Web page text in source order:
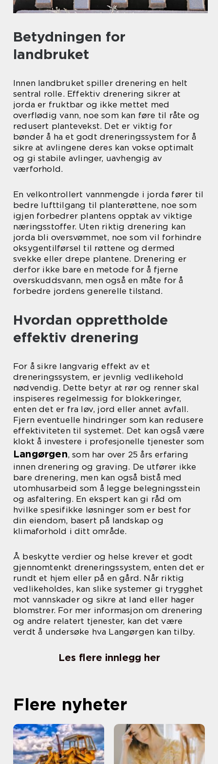
Betydningen for
landbruket
Innen landbruket spiller drenering en helt
sentral rolle. Effektiv drenering sikrer at
jorda er fruktbar og ikke mettet med
overflødig vann, noe som kan føre til råte og
redusert plantevekst. Det er viktig for
bønder å ha et godt dreneringssystem for å
sikre at avlingene deres kan vokse optimalt
og gi stabile avlinger, uavhengig av
værforhold.
En velkontrollert vannmengde i jorda fører til
bedre lufttilgang til planterøttene, noe som
igjen forbedrer plantens opptak av viktige
næringsstoffer. Uten riktig drenering kan
jorda bli oversvømmet, noe som vil forhindre
oksygentilførsel til røttene og dermed
svekke eller drepe plantene. Drenering er
derfor ikke bare en metode for å fjerne
overskuddsvann, men også en måte for å
forbedre jordens generelle tilstand.
Hvordan opprettholde
effektiv drenering
For å sikre langvarig effekt av et
dreneringssystem, er jevnlig vedlikehold
nødvendig. Dette betyr at rør og renner skal
inspiseres regelmessig for blokkeringer,
enten det er fra løv, jord eller annet avfall.
Fjern eventuelle hindringer som kan redusere
effektiviteten til systemet. Det kan også være
klokt å investere i profesjonelle tjenester som
Langørgen, som har over 25 års erfaring
innen drenering og graving. De utfører ikke
bare drenering, men kan også bistå med
utomhusarbeid som å legge belegningsstein
og asfaltering. En ekspert kan gi råd om
hvilke spesifikke løsninger som er best for
din eiendom, basert på landskap og
klimaforhold i ditt område.
Å beskytte verdier og helse krever et godt
gjennomtenkt dreneringssystem, enten det er
rundt et hjem eller på en gård. Når riktig
vedlikeholdes, kan slike systemer gi trygghet
mot vannskader og sikre at land eller hager
blomstrer. For mer informasjon om drenering
og andre relatert tjenester, kan det være
verdt å undersøke hva Langørgen kan tilby.
Les flere innlegg her
Flere nyheter